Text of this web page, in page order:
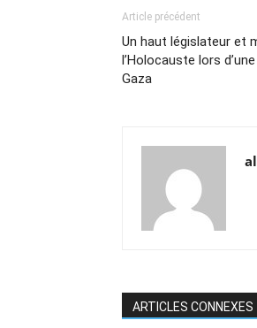
Article précédent
Un haut législateur et
l’Holocauste lors
Gaza
ARTICLES CONNEXES